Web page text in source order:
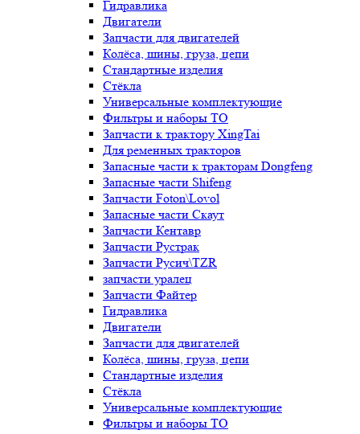
Гидравлика
Двигатели
Запчасти для двигателей
Колёса, шины, груза, цепи
Стандартные изделия
Стёкла
Универсальные комплектующие
Фильтры и наборы ТО
Запчасти к трактору XingTai
Для ременных тракторов
Запасные части к тракторам Dongfeng
Запасные части Shifeng
Запчасти Foton\Lovol
Запасные части Скаут
Запчасти Кентавр
Запчасти Рустрак
Запчасти Русич\TZR
запчасти уралец
Запчасти Файтер
Гидравлика
Двигатели
Запчасти для двигателей
Колёса, шины, груза, цепи
Стандартные изделия
Стёкла
Универсальные комплектующие
Фильтры и наборы ТО